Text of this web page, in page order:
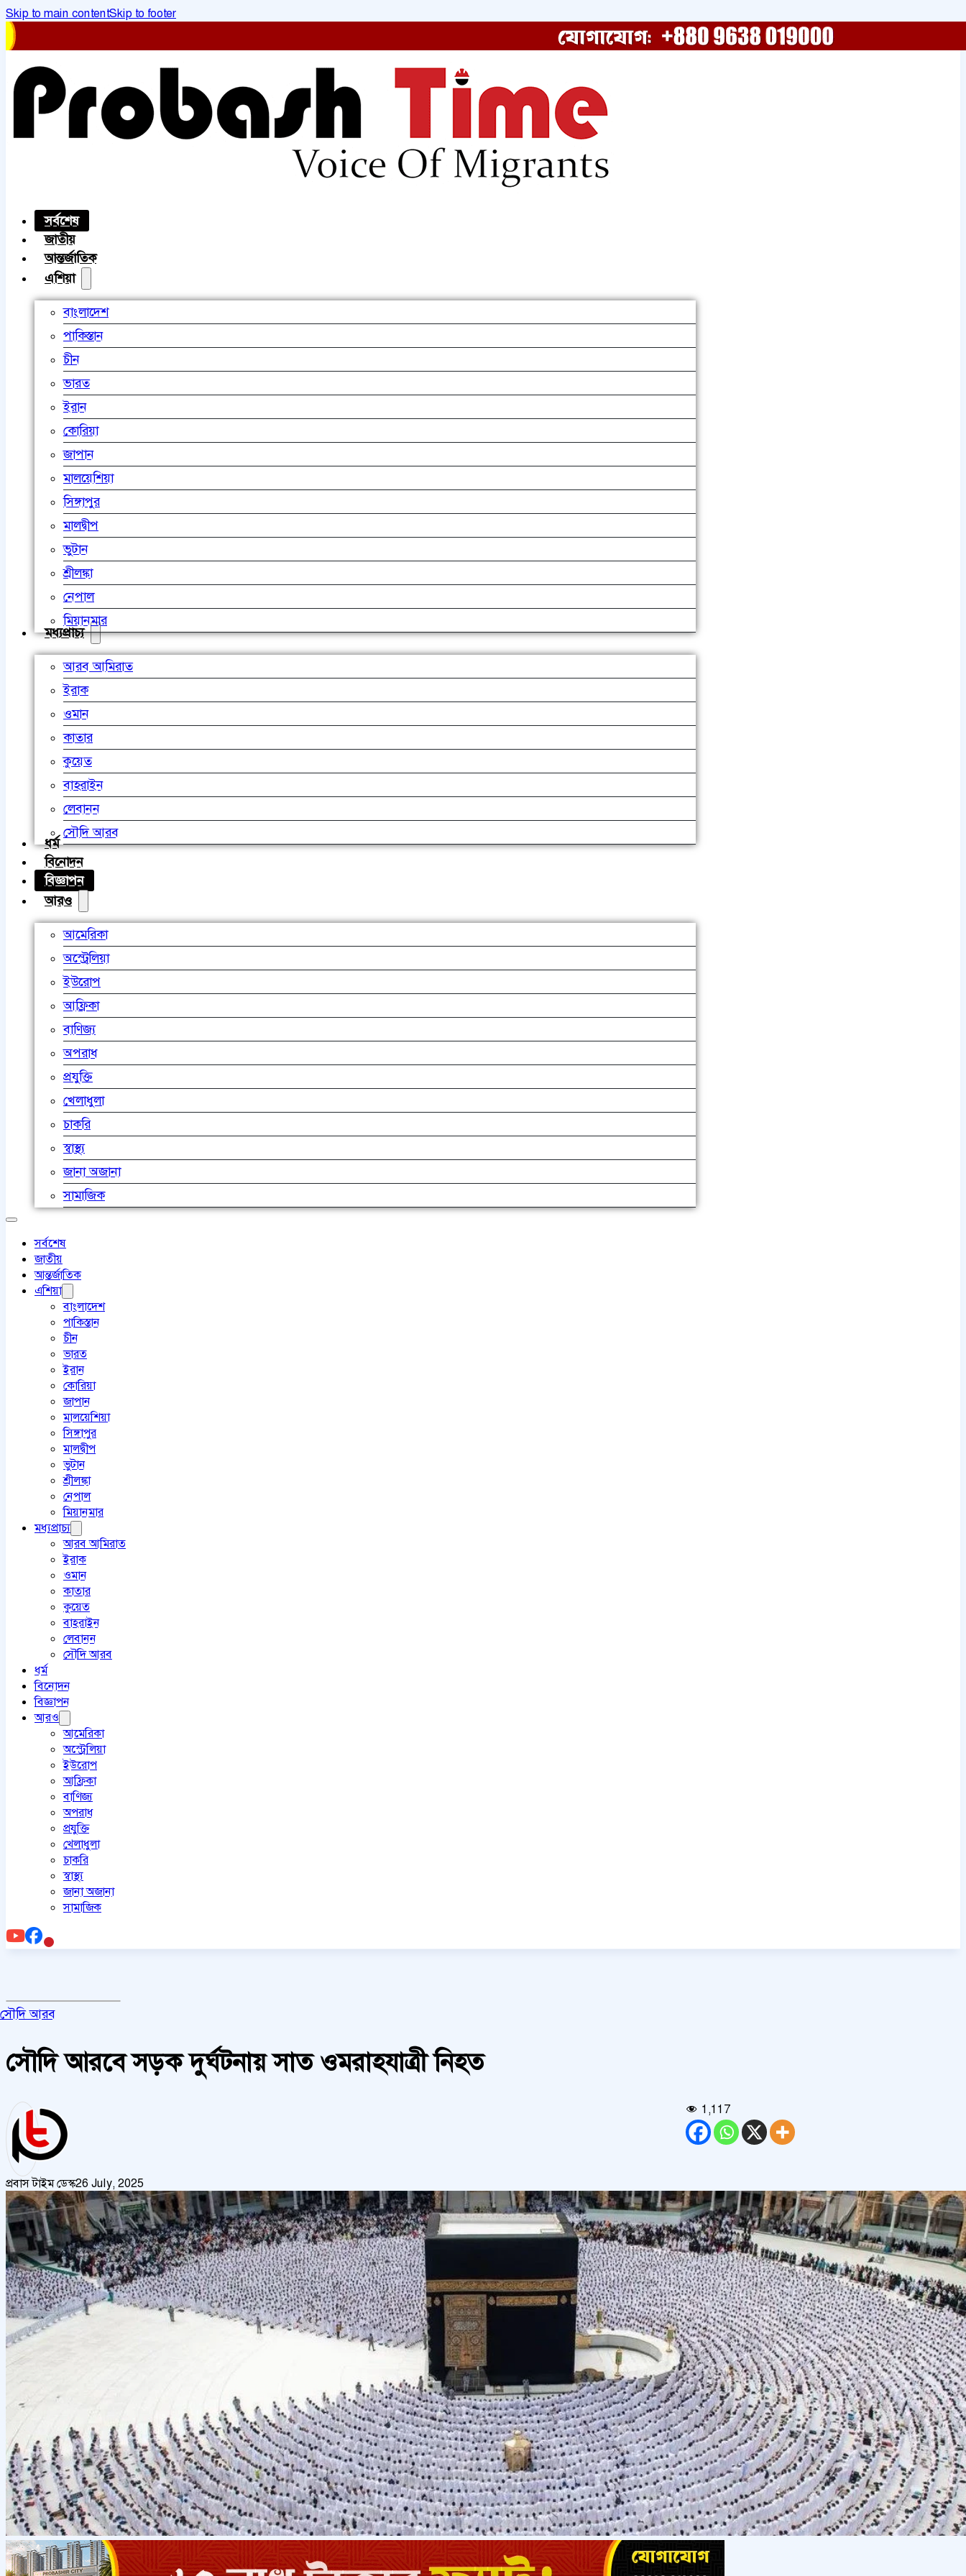
Skip to main contentSkip to footer
সর্বশেষ
জাতীয়
আন্তর্জাতিক
এশিয়া
বাংলাদেশ
পাকিস্তান
চীন
ভারত
ইরান
কোরিয়া
জাপান
মালয়েশিয়া
সিঙ্গাপুর
মালদ্বীপ
ভুটান
শ্রীলঙ্কা
নেপাল
মিয়ানমার
মধ্যপ্রাচ্য
আরব আমিরাত
ইরাক
ওমান
কাতার
কুয়েত
বাহরাইন
লেবানন
সৌদি আরব
ধর্ম
বিনোদন
বিজ্ঞাপন
আরও
আমেরিকা
অস্ট্রেলিয়া
ইউরোপ
আফ্রিকা
বাণিজ্য
অপরাধ
প্রযুক্তি
খেলাধুলা
চাকরি
স্বাস্থ্য
জানা অজানা
সামাজিক
সর্বশেষ
জাতীয়
আন্তর্জাতিক
এশিয়া
বাংলাদেশ
পাকিস্তান
চীন
ভারত
ইরান
কোরিয়া
জাপান
মালয়েশিয়া
সিঙ্গাপুর
মালদ্বীপ
ভুটান
শ্রীলঙ্কা
নেপাল
মিয়ানমার
মধ্যপ্রাচ্য
আরব আমিরাত
ইরাক
ওমান
কাতার
কুয়েত
বাহরাইন
লেবানন
সৌদি আরব
ধর্ম
বিনোদন
বিজ্ঞাপন
আরও
আমেরিকা
অস্ট্রেলিয়া
ইউরোপ
আফ্রিকা
বাণিজ্য
অপরাধ
প্রযুক্তি
খেলাধুলা
চাকরি
স্বাস্থ্য
জানা অজানা
সামাজিক
সৌদি আরব
সৌদি আরবে সড়ক দুর্ঘটনায় সাত ওমরাহযাত্রী নিহত
প্রবাস টাইম ডেস্ক26 July, 2025
1,117